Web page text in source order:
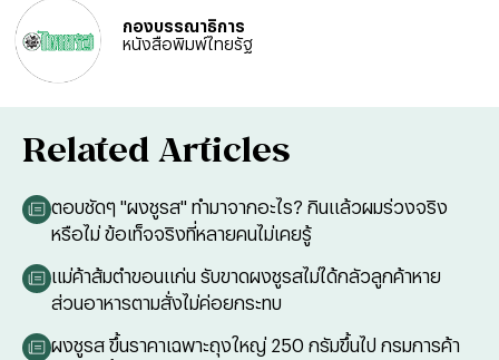
กองบรรณาธิการ
หนังสือพิมพ์ไทยรัฐ
Related Articles
ตอบชัดๆ "ผงชูรส" ทำมาจากอะไร? กินแล้วผมร่วงจริง
หรือไม่ ข้อเท็จจริงที่หลายคนไม่เคยรู้
แม่ค้าส้มตำขอนแก่น รับขาดผงชูรสไม่ได้กลัวลูกค้าหาย
ส่วนอาหารตามสั่งไม่ค่อยกระทบ
ผงชูรส ขึ้นราคาเฉพาะถุงใหญ่ 250 กรัมขึ้นไป กรมการค้า